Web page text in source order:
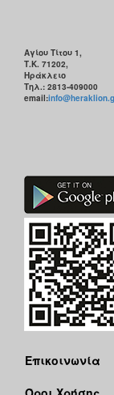
Αγίου Τίτου 1,
Τ.Κ. 71202,
Ηράκλειο
Τηλ.: 2813-409000
email:
Επικοινωνία